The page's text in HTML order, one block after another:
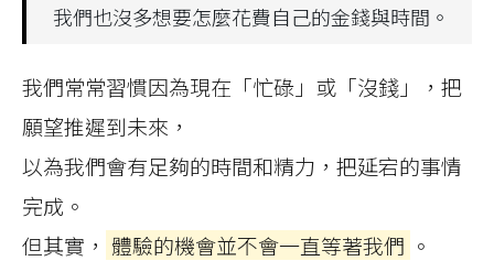
我們也沒多想要怎麼花費自己的金錢與時間。
我們常常習慣因為現在「忙碌」或「沒錢」，把
願望推遲到未來，
以為我們會有足夠的時間和精力，把延宕的事情
完成。
但其實， 體驗的機會並不會一直等著我們 。